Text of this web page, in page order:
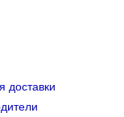
доставки